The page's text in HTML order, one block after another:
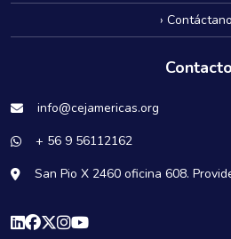
›
Contacto
info@cejamericas.org
+ 56 9 56112162
San Pio X 2460 oficina 608.